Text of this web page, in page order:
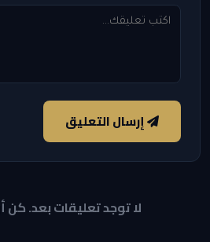
إرسال التعليق
لا توجد تعليقات بعد.